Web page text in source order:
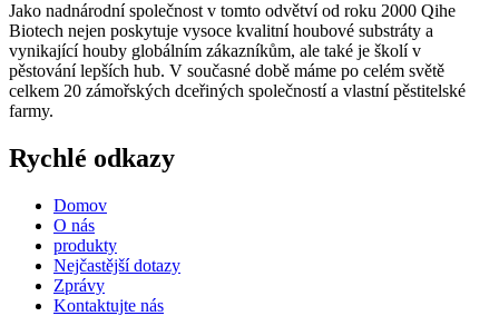
Jako nadnárodní společnost v tomto odvětví od roku 2000 Qihe
Biotech nejen poskytuje vysoce kvalitní houbové substráty a
vynikající houby globálním zákazníkům, ale také je školí v
pěstování lepších hub. V současné době máme po celém světě
celkem 20 zámořských dceřiných společností a vlastní pěstitelské
farmy.
Rychlé odkazy
Domov
O nás
produkty
Nejčastější dotazy
Zprávy
Kontaktujte nás